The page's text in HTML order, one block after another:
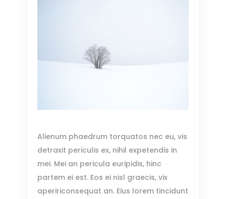
Alienum phaedrum torquatos nec eu, vis
detraxit periculis ex, nihil expetendis in
mei. Mei an pericula euripidis, hinc
partem ei est. Eos ei nisl graecis, vix
apeririconsequat an. Eius lorem tincidunt